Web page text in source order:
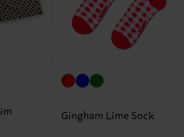
Gingham Lime Sock